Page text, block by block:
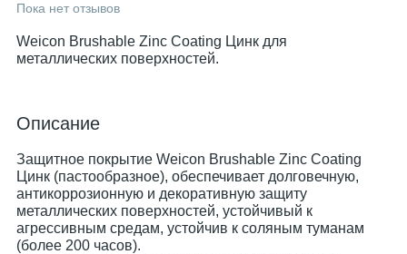
Пока нет отзывов
Weicon Brushable Zinc Coating Цинк для
металлических поверхностей.
Описание
Защитное покрытие Weicon Brushable Zinc Coating
Цинк (пастообразное), обеспечивает долговечную,
антикоррозионную и декоративную защиту
металлических поверхностей, устойчивый к
агрессивным средам, устойчив к соляным туманам
(более 200 часов).